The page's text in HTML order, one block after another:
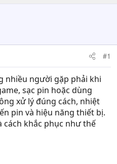
#1
nhiều người gặp phải khi
sạc pin hoặc dùng
xử lý đúng cách, nhiệt
pin và hiệu năng thiết bị.
cách khắc phục như thế